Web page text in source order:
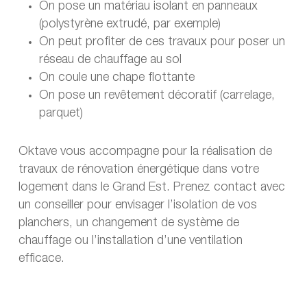
On pose un matériau isolant en panneaux
(polystyrène extrudé, par exemple)
On peut profiter de ces travaux pour poser un
réseau de chauffage au sol
On coule une chape flottante
On pose un revêtement décoratif (carrelage,
parquet)
Oktave vous accompagne pour la réalisation de
travaux de rénovation énergétique dans votre
logement dans le Grand Est. Prenez contact avec
un conseiller pour envisager l’isolation de vos
planchers, un changement de système de
chauffage ou l’installation d’une ventilation
efficace.